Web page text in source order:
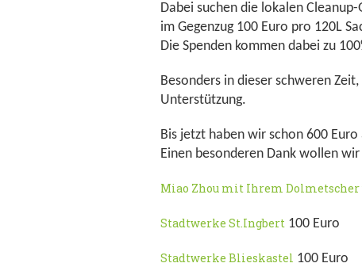
Dabei suchen die lokalen
im Gegenzug 100 Euro pro 120L
Die Spenden kommen dabei zu
Besonders in dieser schweren
Unterstützung.
Bis jetzt haben wir schon 600
Einen besonderen Dank wollen
Miao Zhou mit Ihrem Dolmetscher
Stadtwerke St.Ingbert 100 Euro
Stadtwerke Blieskastel 100 Euro